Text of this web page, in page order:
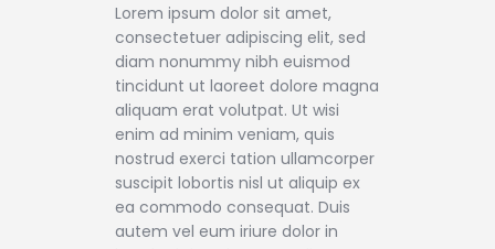
Lorem ipsum dolor sit amet,
consectetuer adipiscing elit, sed
diam nonummy nibh euismod
tincidunt ut laoreet dolore magna
aliquam erat volutpat. Ut wisi
enim ad minim veniam, quis
nostrud exerci tation ullamcorper
suscipit lobortis nisl ut aliquip ex
ea commodo consequat. Duis
autem vel eum iriure dolor in